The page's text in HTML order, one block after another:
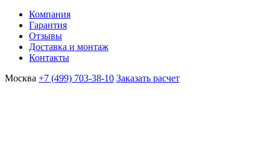
Компания
Гарантия
Отзывы
Доставка и монтаж
Контакты
Москва +7 (499) 703-38-10 Заказать расчет